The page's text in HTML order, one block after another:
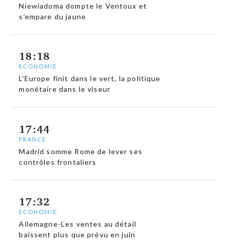
Niewiadoma dompte le Ventoux et
s’empare du jaune
18:18
ECONOMIE
L’Europe finit dans le vert, la politique
monétaire dans le viseur
17:44
FRANCE
Madrid somme Rome de lever ses
contrôles frontaliers
17:32
ECONOMIE
Allemagne-Les ventes au détail
baissent plus que prévu en juin